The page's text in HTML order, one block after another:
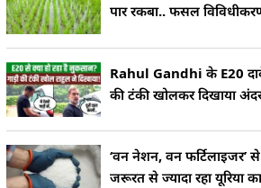
पार रकबा.. फसल
Rahul Gandhi के E20 दावे
की टंकी खोलकर दिखाया
‘वन नेशन, वन फर्टिलाइजर’
जरूरत से ज्यादा रहा यूरिया